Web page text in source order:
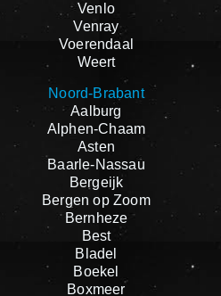
Venlo
Venray
Voerendaal
Weert
Noord-Brabant
Aalburg
Alphen-Chaam
Asten
Baarle-Nassau
Bergeijk
Bergen op Zoom
Bernheze
Best
Bladel
Boekel
Boxmeer